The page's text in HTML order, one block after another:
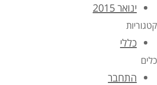
ינואר 2015
קטגוריות
כללי
כלים
התחבר